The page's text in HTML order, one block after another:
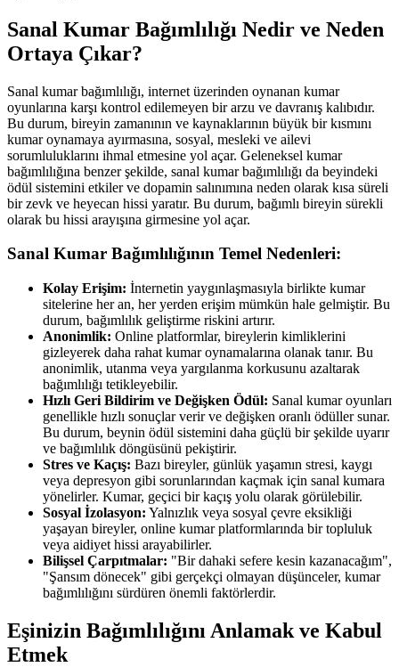
Sanal Kumar Bağımlılığı Nedir ve Neden
Ortaya Çıkar?
Sanal kumar bağımlılığı, internet üzerinden oynanan kumar
oyunlarına karşı kontrol edilemeyen bir arzu ve davranış kalıbıdır.
Bu durum, bireyin zamanının ve kaynaklarının büyük bir kısmını
kumar oynamaya ayırmasına, sosyal, mesleki ve ailevi
sorumluluklarını ihmal etmesine yol açar. Geleneksel kumar
bağımlılığına benzer şekilde, sanal kumar bağımlılığı da beyindeki
ödül sistemini etkiler ve dopamin salınımına neden olarak kısa süreli
bir zevk ve heyecan hissi yaratır. Bu durum, bağımlı bireyin sürekli
olarak bu hissi arayışına girmesine yol açar.
Sanal Kumar Bağımlılığının Temel Nedenleri:
Kolay Erişim: İnternetin yaygınlaşmasıyla birlikte kumar
sitelerine her an, her yerden erişim mümkün hale gelmiştir. Bu
durum, bağımlılık geliştirme riskini artırır.
Anonimlik: Online platformlar, bireylerin kimliklerini
gizleyerek daha rahat kumar oynamalarına olanak tanır. Bu
anonimlik, utanma veya yargılanma korkusunu azaltarak
bağımlılığı tetikleyebilir.
Hızlı Geri Bildirim ve Değişken Ödül: Sanal kumar oyunları
genellikle hızlı sonuçlar verir ve değişken oranlı ödüller sunar.
Bu durum, beynin ödül sistemini daha güçlü bir şekilde uyarır
ve bağımlılık döngüsünü pekiştirir.
Stres ve Kaçış: Bazı bireyler, günlük yaşamın stresi, kaygı
veya depresyon gibi sorunlarından kaçmak için sanal kumara
yönelirler. Kumar, geçici bir kaçış yolu olarak görülebilir.
Sosyal İzolasyon: Yalnızlık veya sosyal çevre eksikliği
yaşayan bireyler, online kumar platformlarında bir topluluk
veya aidiyet hissi arayabilirler.
Bilişsel Çarpıtmalar: "Bir dahaki sefere kesin kazanacağım",
"Şansım dönecek" gibi gerçekçi olmayan düşünceler, kumar
bağımlılığını sürdüren önemli faktörlerdir.
Eşinizin Bağımlılığını Anlamak ve Kabul
Etmek